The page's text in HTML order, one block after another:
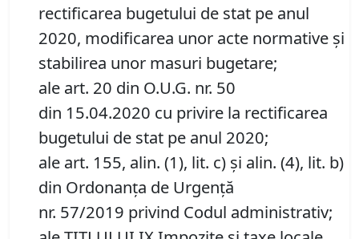
rectificarea bugetului de stat pe anul
2020, modificarea unor acte normative și
stabilirea unor masuri bugetare;
ale art. 20 din O.U.G. nr. 50
din 15.04.2020 cu privire la rectificarea
bugetului de stat pe anul 2020;
ale art. 155, alin. (1), lit. c) și alin. (4), lit. b)
din Ordonanța de Urgență
nr. 57/2019 privind Codul administrativ;